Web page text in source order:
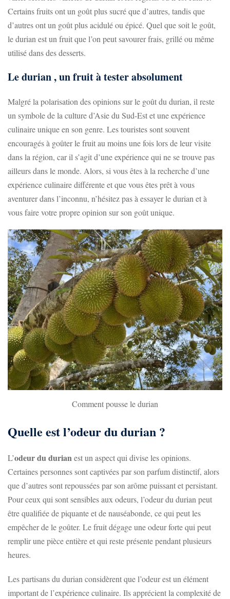
Certains fruits ont un goût plus sucré que d’autres, tandis que
d’autres ont un goût plus acidulé ou épicé. Quel que soit le goût,
le durian est un fruit que l’on peut savourer frais, grillé ou même
utilisé dans des desserts.
Le durian , un fruit à tester absolument
Malgré la polarisation des opinions sur le goût du durian, il reste
un symbole de la culture d’Asie du Sud-Est et une expérience
culinaire unique en son genre. Les touristes sont souvent
encouragés à goûter le fruit au moins une fois lors de leur visite
dans la région, car il s’agit d’une expérience qui ne se trouve pas
ailleurs dans le monde. Alors, si vous êtes à la recherche d’une
expérience culinaire différente et que vous êtes prêt à vous
aventurer dans l’inconnu, n’hésitez pas à essayer le durian et à
vous faire votre propre opinion sur son goût unique.
Comment pousse le durian
Quelle est l’odeur du durian ?
L’odeur du durianest un aspect qui divise les opinions.
Certaines personnes sont captivées par son parfum distinctif, alors
que d’autres sont repoussées par son arôme puissant et persistant.
Pour ceux qui sont sensibles aux odeurs, l’odeur du durian peut
être qualifiée de piquante et de nauséabonde, ce qui peut les
empêcher de le goûter. Le fruit dégage une odeur forte qui peut
remplir une pièce entière et qui reste présente pendant plusieurs
heures.
Les partisans du durian considèrent que l’odeur est un élément
important de l’expérience culinaire. Ils apprécient la complexité de